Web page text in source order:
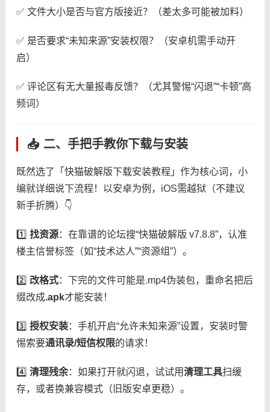
✅ 文件大小是否与官方版接近？（差太多可能被加料）
✅ 是否要求“未知来源”安装权限？（安卓机需手动开
启）
✅ 评论区有无大量报毒反馈？（尤其警惕“闪退”“卡顿”高
频词）
📥 二、手把手教你下载与安装
既然选了「快猫破解版下载安装教程」作为核心词，小
编就详细说下流程！以安卓为例，iOS需越狱（不建议
新手折腾）👇
1️⃣ ​ ​找资源​​：在靠谱的论坛搜“快猫破解版 v7.8.8”，认准
楼主信誉标签（如“技术达人”“资源组”）。
2️⃣ ​ ​改格式​​：下完的文件可能是.mp4伪装包，重命名把后
缀改成​​.apk​​才能安装！
3️⃣ ​ ​授权安装​​：手机开启“允许未知来源”设置，安装时警
惕索要​​通讯录/短信权限​​的请求！
4️⃣ ​ ​清理残余​​：如果打开就闪退，试试用​​清理工具​​扫缓
存，或者换兼容模式（旧版安卓更稳）。